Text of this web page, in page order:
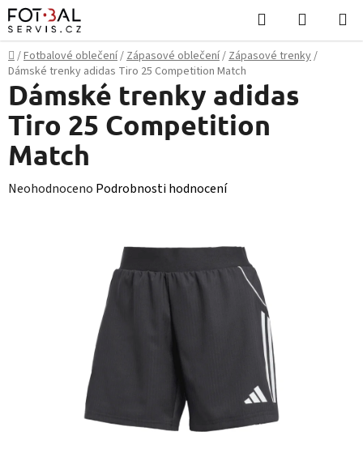
Přejít
na
obsah
Hledat
KOŠÍK
Domů
/Fotbalové oblečení/Zápasové oblečení/Zápasové trenky/
Dámské trenky adidas Tiro 25 Competition Match
Dámské trenky adidas
Tiro 25 Competition
Match
Průměrné
Neohodnoceno Podrobnosti hodnocení